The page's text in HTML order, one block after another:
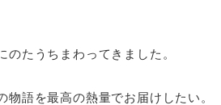
たうちまわってきました。
語を最高の熱量でお届けしたい。